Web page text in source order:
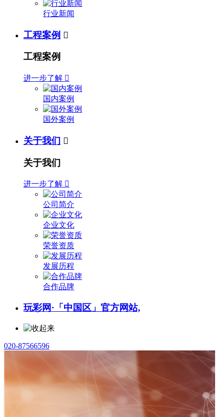
行业新闻
工程案例 
工程案例
进一步了解 
国内案例
国外案例
关于我们 
关于我们
进一步了解 
公司简介
企业文化
荣誉资质
发展历程
合作品牌
玩彩网·「中国区」官方网站,
020-87566596